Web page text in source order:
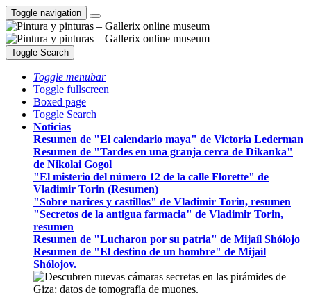
Toggle navigation
Toggle Search
Toggle menubar
Toggle fullscreen
Boxed page
Toggle Search
Noticias
Resumen de "El calendario maya" de Victoria Lederman
Resumen de "Tardes en una granja cerca de Dikanka"
de Nikolai Gogol
"El misterio del número 12 de la calle Florette" de
Vladimir Torin (Resumen)
"Sobre narices y castillos" de Vladimir Torin, resumen
"Secretos de la antigua farmacia" de Vladimir Torin,
resumen
Resumen de "Lucharon por su patria" de Mijaíl Shólojo
Resumen de "El destino de un hombre" de Mijaíl
Shólojov.